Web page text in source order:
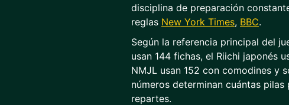
disciplina de preparación
reglas New York Times, BBC.
Según la referencia principal del
usan 144 fichas, el Riichi japonés
NMJL usan 152 con comodines y
números determinan cuántas
repartes.